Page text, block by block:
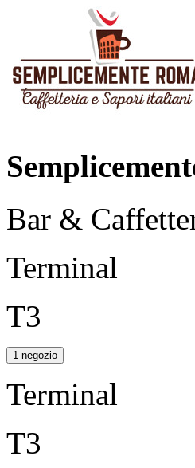
Bar &
Terminal
T3
1 negozio
Terminal
T3